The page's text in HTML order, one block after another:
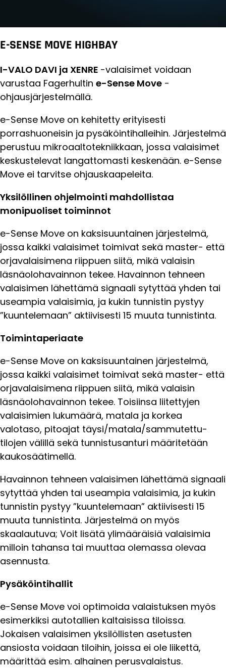
E-SENSE MOVE HIGHBAY
I-VALO DAVI ja XENRE -valaisimet voidaan
varustaa Fagerhultin e-Sense Move -
ohjausjärjestelmällä.
e-Sense Move on kehitetty erityisesti
porrashuoneisin ja pysäköintihalleihin. Järjestelmä
perustuu mikroaaltotekniikkaan, jossa valaisimet
keskustelevat langattomasti keskenään. e-Sense
Move ei tarvitse ohjauskaapeleita.
Yksilöllinen ohjelmointi mahdollistaa
monipuoliset toiminnot
e-Sense Move on kaksisuuntainen järjestelmä,
jossa kaikki valaisimet toimivat sekä master- että
orjavalaisimena riippuen siitä, mikä valaisin
läsnäolohavainnon tekee. Havainnon tehneen
valaisimen lähettämä signaali sytyttää yhden tai
useampia valaisimia, ja kukin tunnistin pystyy
”kuuntelemaan” aktiivisesti 15 muuta tunnistinta.
Toimintaperiaate
e-Sense Move on kaksisuuntainen järjestelmä,
jossa kaikki valaisimet toimivat sekä master- että
orjavalaisimena riippuen siitä, mikä valaisin
läsnäolohavainnon tekee. Toisiinsa liitettyjen
valaisimien lukumäärä, matala ja korkea
valotaso, pitoajat täysi/matala/sammutettu-
tilojen välillä sekä tunnistusanturi määritetään
kaukosäätimellä.
Havainnon tehneen valaisimen lähettämä signaali
sytyttää yhden tai useampia valaisimia, ja kukin
tunnistin pystyy ”kuuntelemaan” aktiivisesti 15
muuta tunnistinta. Järjestelmä on myös
skaalautuva; Voit lisätä ylimääräisiä valaisimia
milloin tahansa tai muuttaa olemassa olevaa
asennusta.
Pysäköintihallit
e-Sense Move voi optimoida valaistuksen myös
esimerkiksi autotallien kaltaisissa tiloissa.
Jokaisen valaisimen yksilöllisten asetusten
ansiosta voidaan tiloihin, joissa ei ole liikettä,
määrittää esim. alhainen perusvalaistus.